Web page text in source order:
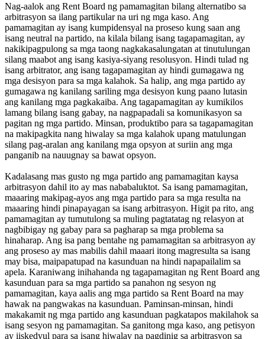
Nag-aalok ang Rent Board ng pamamagitan bilang alternatibo sa
arbitrasyon sa ilang partikular na uri ng mga kaso. Ang
pamamagitan ay isang kumpidensyal na proseso kung saan ang
isang neutral na partido, na kilala bilang isang tagapamagitan, ay
nakikipagpulong sa mga taong nagkakasalungatan at tinutulungan
silang maabot ang isang kasiya-siyang resolusyon. Hindi tulad ng
isang arbitrator, ang isang tagapamagitan ay hindi gumagawa ng
mga desisyon para sa mga kalahok. Sa halip, ang mga partido ay
gumagawa ng kanilang sariling mga desisyon kung paano lutasin
ang kanilang mga pagkakaiba. Ang tagapamagitan ay kumikilos
lamang bilang isang gabay, na nagpapadali sa komunikasyon sa
pagitan ng mga partido. Minsan, produktibo para sa tagapamagitan
na makipagkita nang hiwalay sa mga kalahok upang matulungan
silang pag-aralan ang kanilang mga opsyon at suriin ang mga
panganib na nauugnay sa bawat opsyon.
Kadalasang mas gusto ng mga partido ang pamamagitan kaysa
arbitrasyon dahil ito ay mas nababaluktot. Sa isang pamamagitan,
maaaring makipag-ayos ang mga partido para sa mga resulta na
maaaring hindi pinapayagan sa isang arbitrasyon. Higit pa rito, ang
pamamagitan ay tumutulong sa muling pagtatatag ng relasyon at
nagbibigay ng gabay para sa pagharap sa mga problema sa
hinaharap. Ang isa pang bentahe ng pamamagitan sa arbitrasyon ay
ang proseso ay mas mabilis dahil maaari itong magresulta sa isang
may bisa, maipapatupad na kasunduan na hindi napapailalim sa
apela. Karaniwang inihahanda ng tagapamagitan ng Rent Board ang
kasunduan para sa mga partido sa panahon ng sesyon ng
pamamagitan, kaya aalis ang mga partido sa Rent Board na may
hawak na pangwakas na kasunduan. Paminsan-minsan, hindi
makakamit ng mga partido ang kasunduan pagkatapos makilahok sa
isang sesyon ng pamamagitan. Sa ganitong mga kaso, ang petisyon
ay iiskedyul para sa isang hiwalay na pagdinig sa arbitrasyon sa